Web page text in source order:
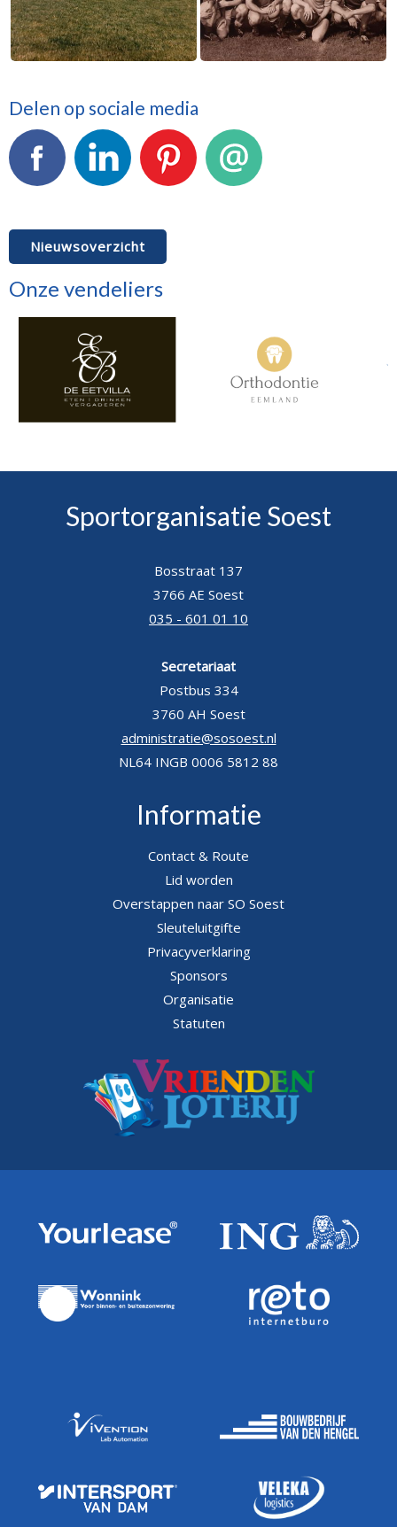
Delen op sociale media
Nieuwsoverzicht
Onze vendeliers
Sportorganisatie Soest
Bosstraat 137
3766 AE Soest
035 - 601 01 10
Secretariaat
Postbus 334
3760 AH Soest
administratie@sosoest.nl
NL64 INGB 0006 5812 88
Informatie
Contact & Route
Lid worden
Overstappen naar SO Soest
Sleuteluitgifte
Privacyverklaring
Sponsors
Organisatie
Statuten